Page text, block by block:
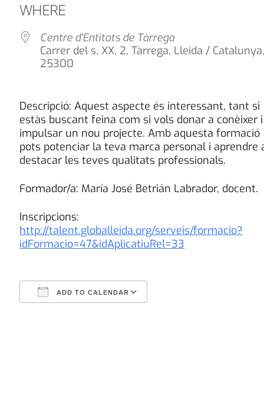
WHERE
Centre d'Entitats de Tàrrega
Carrer del s. XX, 2, Tàrrega, Lleida / Catalunya,
25300
Descripció: Aquest aspecte és interessant, tant si
estàs buscant feina com si vols donar a conèixer i
impulsar un nou projecte. Amb aquesta formació
pots potenciar la teva marca personal i aprendre
destacar les teves qualitats professionals.
Formador/a: María José Betrián Labrador, docent.
Inscripcions:
http://talent.globalleida.org/serveis/formacio?
idFormacio=47&idAplicatiuRel=33
ADD TO CALENDAR